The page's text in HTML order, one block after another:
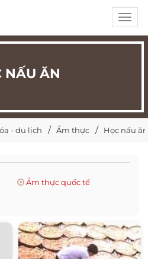
NẤU ĂN
- du lịch Ẩm thực Học nấu ăn
Ẩm thực quốc tế